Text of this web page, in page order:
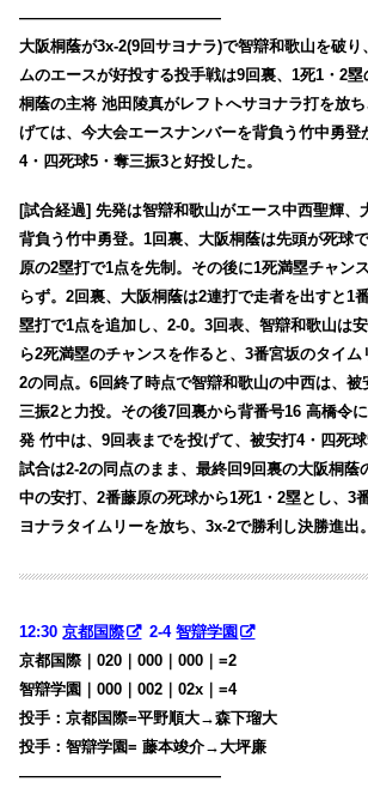
—————————————
大阪桐蔭が3x-2(9回サヨナラ)で智辯和歌山を破
ムのエースが好投する投手戦は9回裏、1死1・2
桐蔭の主将 池田陵真がレフトへサヨナラ打を放
げては、今大会エースナンバーを背負う竹中勇登
4・四死球5・奪三振3と好投した。
[試合経過] 先発は智辯和歌山がエース中西聖輝、
背負う竹中勇登。1回裏、大阪桐蔭は先頭が死球
原の2塁打で1点を先制。その後に1死満塁チャン
らず。2回裏、大阪桐蔭は2連打で走者を出すと1
塁打で1点を追加し、2-0。3回表、智辯和歌山は
ら2死満塁のチャンスを作ると、3番宮坂のタイ
2の同点。6回終了時点で智辯和歌山の中西は、被
三振2と力投。その後7回裏から背番号16 高橋令
発 竹中は、9回表までを投げて、被安打4・四死球
試合は2-2の同点のまま、最終回9回裏の大阪桐蔭
中の安打、2番藤原の死球から1死1・2塁とし、3
ヨナラタイムリーを放ち、3x-2で勝利し決勝進出。
12:30京都国際 2-4智辯学園
京都国際｜020｜000｜000｜=2
智辯学園｜000｜002｜02x｜=4
投手：京都国際=平野順大→森下瑠大
投手：智辯学園= 藤本竣介→大坪廉
—————————————